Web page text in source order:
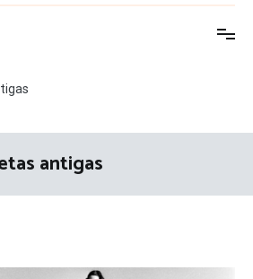
antigas